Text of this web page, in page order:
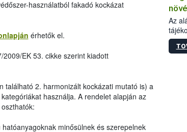
használatból fakadó kockázat
érhetők el.
EK 53. cikke szerint kiadott
található 2. harmonizált kockázati mutató is) a
használja. A rendelet alapján az
minősülnek és szerepelnek
Az